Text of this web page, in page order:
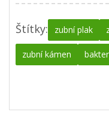
Štítky: zubní plak
zubní kámen